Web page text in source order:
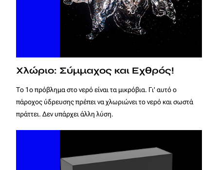
Χλώριο: Σύμμαχος και Εχθρός!
Το 1ο πρόβλημα στο νερό είναι τα μικρόβια. Γι' αυτό ο
πάροχος ύδρευσης πρέπει να χλωριώνει το νερό και σωστά
πράττει. Δεν υπάρχει άλλη λύση.